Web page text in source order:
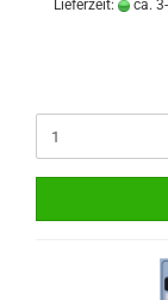
Lieferzeit: ca.